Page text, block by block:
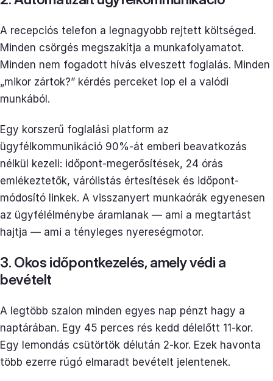
A recepciós telefon a legnagyobb rejtett költséged.
Minden csörgés megszakítja a munkafolyamatot.
Minden nem fogadott hívás elveszett foglalás. Minden
„mikor zártok?” kérdés perceket lop el a valódi
munkából.
Egy korszerű foglalási platform az
ügyfélkommunikáció 90%-át emberi beavatkozás
nélkül kezeli: időpont-megerősítések, 24 órás
emlékeztetők, várólistás értesítések és időpont-
módosító linkek. A visszanyert munkaórák egyenesen
az ügyfélélménybe áramlanak — ami a megtartást
hajtja — ami a tényleges nyereségmotor.
3. Okos időpontkezelés, amely védi a
bevételt
A legtöbb szalon minden egyes nap pénzt hagy a
naptárában. Egy 45 perces rés kedd délelőtt 11-kor.
Egy lemondás csütörtök délután 2-kor. Ezek havonta
több ezerre rúgó elmaradt bevételt jelentenek.